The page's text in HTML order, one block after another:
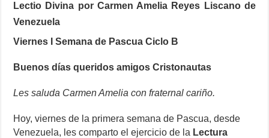
Lectio Divina por Carmen Amelia Reyes Liscano de
Venezuela
Viernes I Semana de Pascua Ciclo B
Buenos días queridos amigos Cristonautas
Les saluda Carmen Amelia con fraternal cariño.
Hoy, viernes de la primera semana de Pascua, desde
Venezuela, les comparto el ejercicio de la Lectura